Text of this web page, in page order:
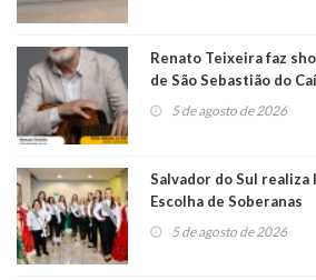
Renato Teixeira faz
de São Sebastião do Caí
5 de agosto de 2026
Salvador do Sul
Escolha de Soberanas
5 de agosto de 2026